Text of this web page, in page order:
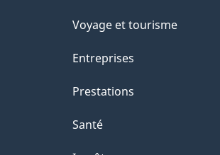
Voyage et tourisme
Entreprises
Prestations
Santé